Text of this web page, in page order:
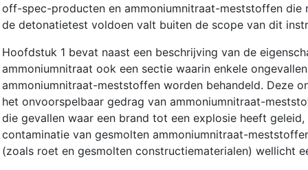
off-spec-producten en ammoniumnitraat-meststoffen die
de detonatietest voldoen valt buiten de scope van dit
Hoofdstuk 1 bevat naast een beschrijving van de
ammoniumnitraat ook een sectie waarin enkele
ammoniumnitraat-meststoffen worden behandeld. Deze
het onvoorspelbaar gedrag van ammoniumnitraat-
die gevallen waar een brand tot een explosie heeft geleid,
contaminatie van gesmolten ammoniumnitraat-
(zoals roet en gesmolten constructiematerialen) wellicht